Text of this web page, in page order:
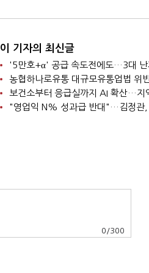
이 기자의 최신글
'5만호+α' 공급 속도전에도…3대 난
보건소부터 응급실까지 AI 확산…지
"영업익 N% 성과급 반대"…김정관,
0 /300